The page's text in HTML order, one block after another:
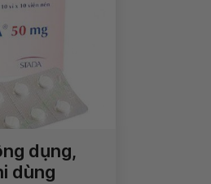
dụng,
dùng